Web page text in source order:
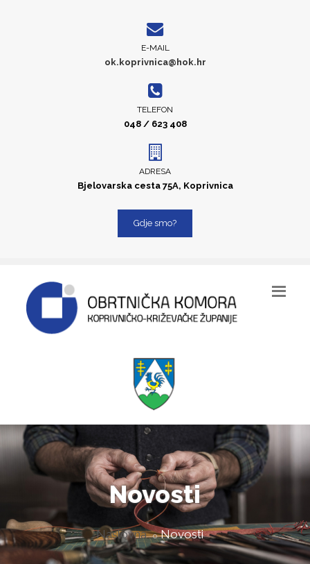
E-MAIL
ok.koprivnica@hok.hr
TELEFON
048 / 623 408
ADRESA
Bjelovarska cesta 75A, Koprivnica
Gdje smo?
Novosti
Naslovna Novosti